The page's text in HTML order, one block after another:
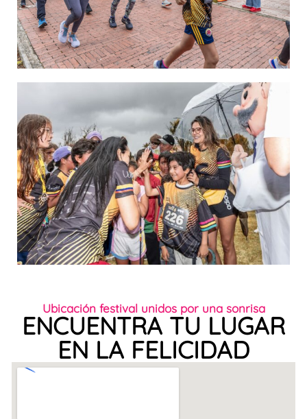
Ubicación festival unidos por una sonrisa
ENCUENTRA TU LUGAR
EN LA FELICIDAD